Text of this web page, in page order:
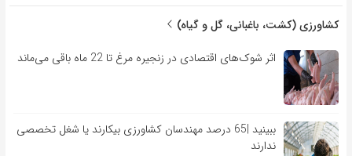
کشاورزی (کشت، باغبانی، گل و گیاه)
اثر شوک‌های اقتصادی در زنجیره مرغ تا 22 ماه باقی می‌ماند
ببینید |65 درصد مهندسان کشاورزی بیکارند یا شغل تخصصی
ندارند